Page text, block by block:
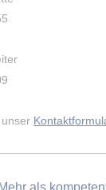
als